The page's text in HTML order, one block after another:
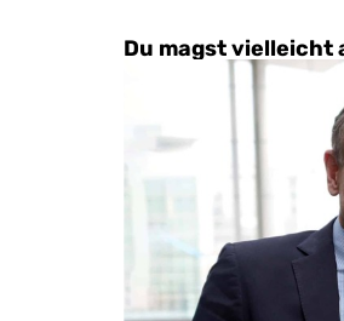
Du magst vielleicht